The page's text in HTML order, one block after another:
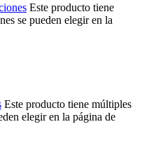
Este producto tiene
se pueden elegir en la
Este producto tiene múltiples
elegir en la página de